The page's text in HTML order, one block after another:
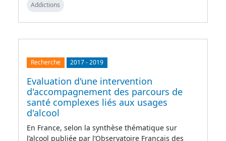
Addictions
Recherche 2017-2019
Evaluation d'une intervention
d'accompagnement des parcours de
santé complexes liés aux usages
d'alcool
En France, selon la synthèse thématique sur
l’alcool publiée par l’Observatoire Français des